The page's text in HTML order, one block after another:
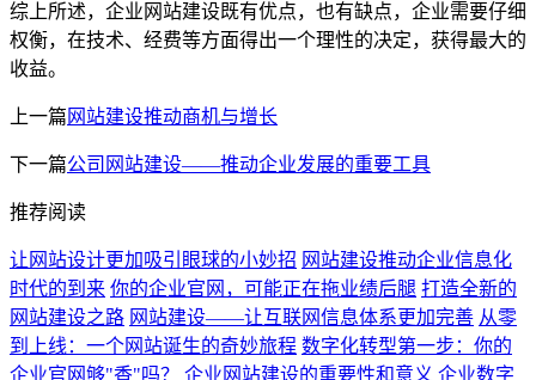
综上所述，企业网站建设既有优点，也有缺点，企业需要仔细
权衡，在技术、经费等方面得出一个理性的决定，获得最大的
收益。
上一篇 网站建设推动商机与增长
下一篇公司网站建设——推动企业发展的重要工具
推荐阅读
让网站设计更加吸引眼球的小妙招 网站建设推动企业信息化
时代的到来 你的企业官网，可能正在拖业绩后腿 打造全新的
网站建设之路 网站建设——让互联网信息体系更加完善 从零
到上线：一个网站诞生的奇妙旅程 数字化转型第一步：你的
企业官网够"香"吗？
企业网站建设的重要性和意义 企业数字